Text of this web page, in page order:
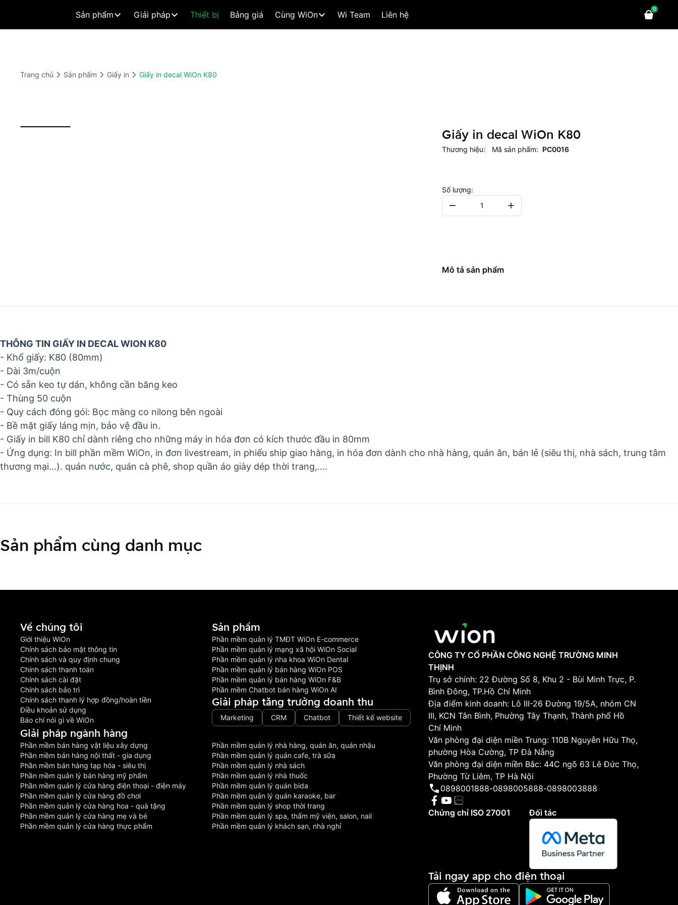
Sản phẩm Giải pháp Thiết bị Bảng giá Cùng WiOn Wi Team Liên hệ
0
Trang chủ Sản phẩm Giấy in Giấy in decal WiOn K80
Giấy in decal WiOn K80
Thương hiệu: Mã sản phẩm: PC0016
Số lượng:
Mô tả sản phẩm
THÔNG TIN GIẤY IN DECAL WION K80
- Khổ giấy: K80 (80mm)
- Dài 3m/cuộn
- Có sẵn keo tự dán, không cần băng keo
- Thùng 50 cuộn
- Quy cách đóng gói: Bọc màng co nilong bên ngoài
- Bề mặt giấy láng mịn, bảo vệ đầu in.
- Giấy in bill K80 chỉ dành riêng cho những máy in hóa đơn có kích thước đầu in 80mm
- Ứng dụng: In bill phần mềm WiOn, in đơn livestream, in phiếu ship giao hàng, in hóa đơn dành cho nhà hàng, quán ăn, bán lẻ (siêu thị, nhà sách, trung tâm
thương mại…). quán nước, quán cà phê, shop quần áo giày dép thời trang,....
Sản phẩm cùng danh mục
Về chúng tôi
Giới thiệu WiOn
Chính sách bảo mật thông tin
Chính sách và quy định chung
Chính sách thanh toán
Chính sách cài đặt
Chính sách bảo trì
Chính sách thanh lý hợp đồng/hoàn tiền
Điều khoản sử dụng
Báo chí nói gì về WiOn
Sản phầm
Phần mềm quản lý TMĐT WiOn E-commerce
Phần mềm quản lý mạng xã hội WiOn Social
Phần mềm quản lý nha khoa WiOn Dental
Phần mềm quản lý bán hàng WiOn POS
Phần mềm quản lý bán hàng WiOn F&B
Phần mềm Chatbot bán hàng WiOn AI
Giải pháp tăng trưởng doanh thu
Marketing CRM Chatbot Thiết kế website
Giải pháp ngành hàng
Phần mềm bán hàng vật liệu xây dựng
Phần mềm bán hàng nội thất - gia dụng
Phần mềm bán hàng tạp hóa - siêu thị
Phần mềm quản lý bán hàng mỹ phẩm
Phần mềm quản lý cửa hàng điện thoại - điện máy
Phần mềm quản lý cửa hàng đồ chơi
Phần mềm quản lý cửa hàng hoa - quà tặng
Phần mềm quản lý cửa hàng mẹ và bé
Phần mềm quản lý cửa hàng thực phẩm
Phần mềm quản lý nhà hàng, quán ăn, quán nhậu
Phần mềm quản lý quán cafe, trà sữa
Phần mềm quản lý nhà sách
Phần mềm quản lý nhà thuốc
Phần mềm quản lý quán bida
Phần mềm quản lý quán karaoke, bar
Phần mềm quản lý shop thời trang
Phần mềm quản lý spa, thẩm mỹ viện, salon, nail
Phần mềm quản lý khách sạn, nhà nghỉ
CÔNG TY CỔ PHẦN CÔNG NGHỆ TRƯỜNG MINH
THỊNH
Trụ sở chính: 22 Đường Số 8, Khu 2 - Bùi Minh Trực, P.
Bình Đông, TP.Hồ Chí Minh
Địa điểm kinh doanh: Lô III-26 Đường 19/5A, nhóm CN
III, KCN Tân Bình, Phường Tây Thạnh, Thành phố Hồ
Chí Minh
Văn phòng đại diện miền Trung: 110B Nguyễn Hữu Thọ,
phường Hòa Cường, TP Đà Nẵng
Văn phòng đại diện miền Bắc: 44C ngõ 63 Lê Đức Thọ,
Phường Từ Liêm, TP Hà Nội
0898001888-0898005888-0898003888
Chứng chỉ ISO 27001 Đối tác
Tải ngay app cho điện thoại